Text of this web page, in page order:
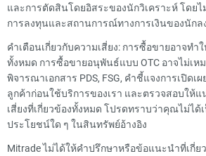
และการตัดสินโดยอิสระของนักวิเคราะห์ โดย
การลงทุนและสถานการณ์ทางการเงินของนักล
คำเตือนเกี่ยวกับความเสี่ยง: การซื้อขายอาจท
ทั้งหมด การซื้อขายอนุพันธ์แบบ OTC อาจไม่เ
พิจารณาเอกสาร PDS, FSG, คำชี้แจงการเปิดเ
ลูกค้าก่อนใช้บริการของเรา และตรวจสอบให้
เสี่ยงที่เกี่ยวข้องทั้งหมด โปรดทราบว่าคุณไม่ได้
ประโยชน์ใด ๆ ในสินทรัพย์อ้างอิง
Mitrade ไม่ได้ให้คำปรึกษาหรือข้อแนะนำที่เกี่ย